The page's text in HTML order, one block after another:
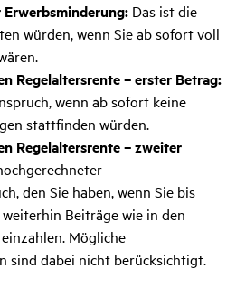
Das ist die
würden, wenn Sie ab sofort voll
Regelaltersrente – erster Betrag:
wenn ab sofort keine
stattfinden würden.
Regelaltersrente – zweiter
den Sie haben, wenn Sie bis
Beiträge wie in den
Mögliche
sind dabei nicht berücksichtigt.